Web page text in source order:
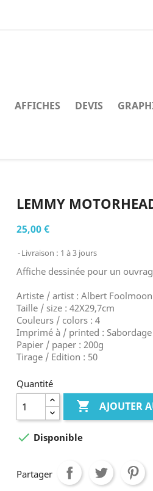
AFFICHES DEVIS
LEMMY
25,00 €
Livraison : 1 à 3 jours
Affiche dessinée pour un
Artiste / artist : Albert Foolmoon
Taille / size : 42X29,7cm
Couleurs / colors : 4
Imprimé à / printed : Sabordage
Papier / paper : 200g
Tirage / Edition : 50
Quantité
 AJOUTER
 Disponible
Partager